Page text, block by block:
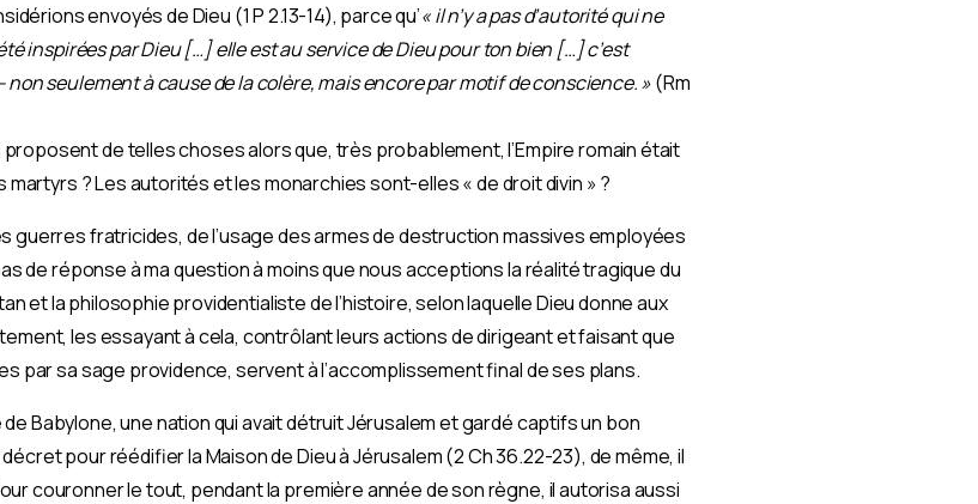
envoyés de Dieu (1 P 2.13-14), parce qu’« il n’y a pas d’autorité qui ne
inspirées par Dieu […] elle est au service de Dieu pour ton bien […] c’est
seulement à cause de la colère, mais encore par motif de conscience. »(Rm
de telles choses alors que, très probablement, l’Empire romain était
martyrs ? Les autorités et les monarchies sont-elles « de droit divin » ?
guerres fratricides, de l’usage des armes de destruction massives employées
de réponse à ma question à moins que nous acceptions la réalité tragique du
et la philosophie providentialiste de l’histoire, selon laquelle Dieu donne aux
les essayant à cela, contrôlant leurs actions de dirigeant et faisant que
par sa sage providence, servent à l’accomplissement final de ses plans.
Babylone, une nation qui avait détruit Jérusalem et gardé captifs un bon
pour réédifier la Maison de Dieu à Jérusalem (2 Ch 36.22-23), de même, il
couronner le tout, pendant la première année de son règne, il autorisa aussi